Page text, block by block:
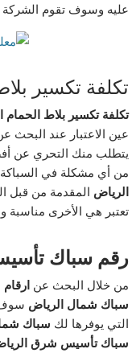
عليه وسوف تقوم الشركة
تكلفة تكسير
تكلفة تكسير بلاط الحمام
عين الاعتبار عند البحث
يتطلب منك التحري عن
من أي مشكلة في السباكة
الرياض المقدمة من قبل
تعتبر هي الأخرى مناسبة
رقم سباك
من خلال البحث عن
سباك شمال الرياض سوف
التي يوفرها لك سباك
سباك تأسيس شرق